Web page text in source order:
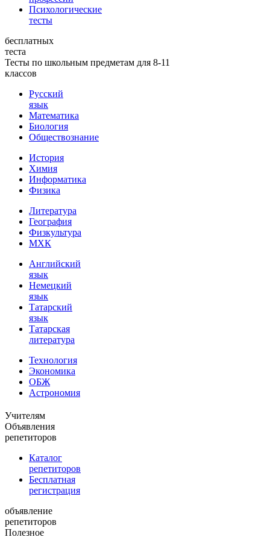
Психологические
тесты
бесплатных
теста
Тесты по школьным предметам для 8-11
классов
Русский
язык
Математика
Биология
Обществознание
История
Химия
Информатика
Физика
Литература
География
Физкультура
МХК
Английский
язык
Немецкий
язык
Татарский
язык
Татарская
литература
Технология
Экономика
ОБЖ
Астрономия
Учителям
Объявления
репетиторов
Каталог
репетиторов
Бесплатная
регистрация
объявление
репетиторов
Полезное